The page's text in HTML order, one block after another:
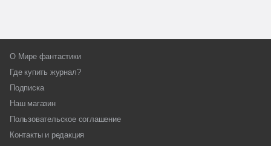
О Мире фантастики
Где купить журнал?
Подписка
Наш магазин
Пользовательское соглашение
Контакты и редакция